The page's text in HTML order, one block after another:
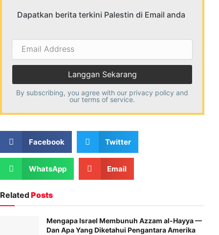
Dapatkan berita terkini Palestin di Email anda
Email
Address
By subscribing, you agree with our privacy policy and
our terms of service.
Facebook Twitter
WhatsApp Email
RelatedPosts
Mengapa Israel Membunuh Azzam al-Hayya —
Dan Apa Yang Diketahui Pengantara Amerika